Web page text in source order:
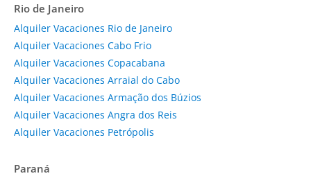
Rio de Janeiro
Alquiler Vacaciones Rio de Janeiro
Alquiler Vacaciones Cabo Frio
Alquiler Vacaciones Copacabana
Alquiler Vacaciones Arraial do Cabo
Alquiler Vacaciones Armação dos Búzios
Alquiler Vacaciones Angra dos Reis
Alquiler Vacaciones Petrópolis
Paraná